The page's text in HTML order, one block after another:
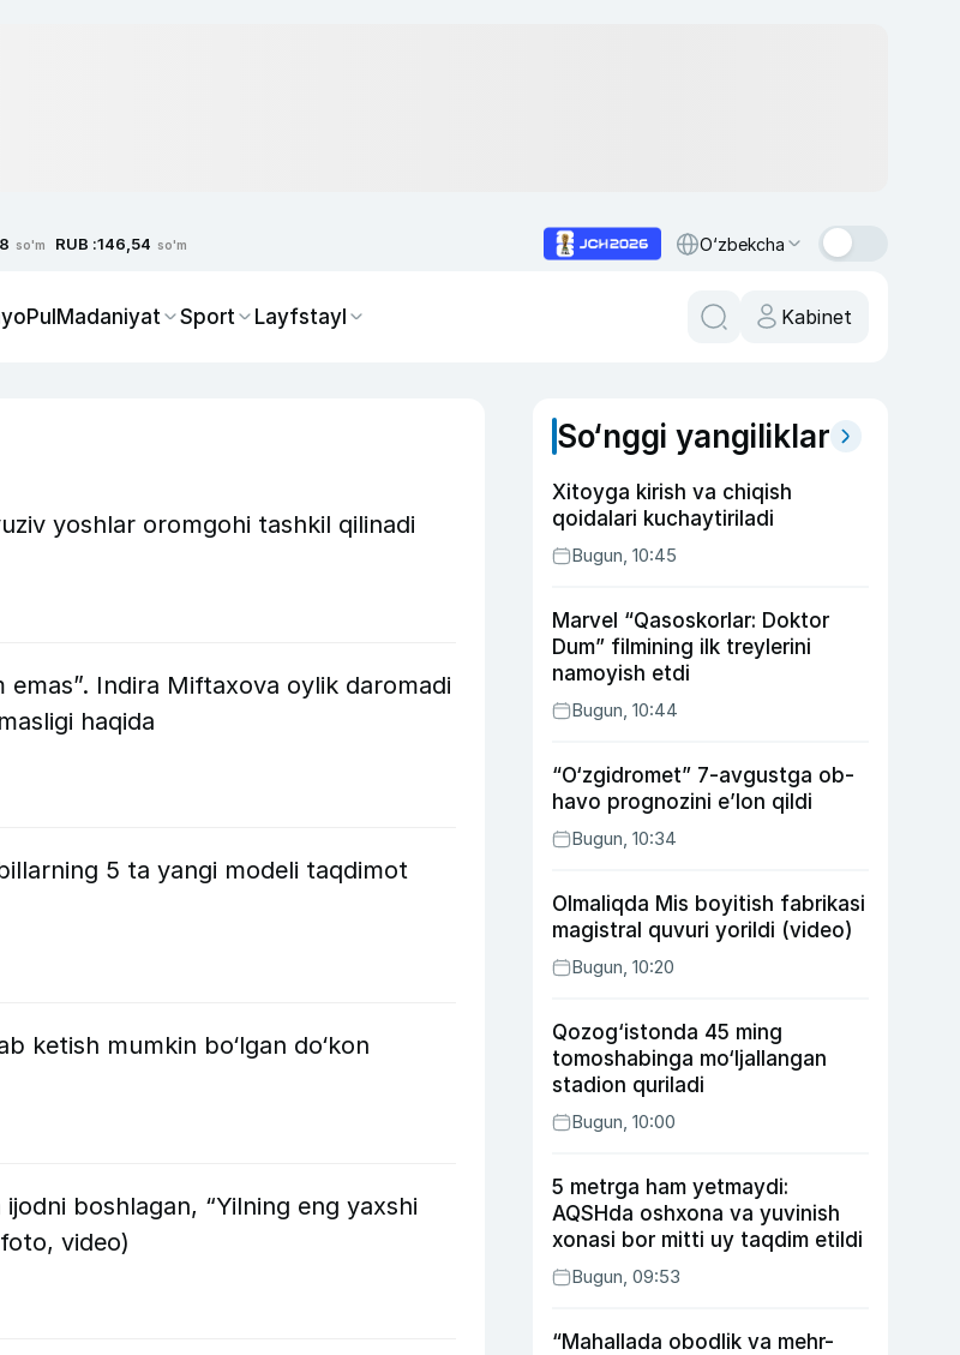
so'm RUB :146,54 so'm O‘zbekcha
PulMadaniyat Sport Layfstayl Kabinet
yoshlar oromgohi tashkil qilinadi
Indira Miftaxova oylik daromadi
haqida
5 ta yangi modeli taqdimot
ketish mumkin bo‘lgan do‘kon
boshlagan, “Yilning eng yaxshi
video)
So‘nggi yangiliklar
Xitoyga kirish va chiqish
qoidalari kuchaytiriladi
Bugun, 10:45
Marvel “Qasoskorlar: Doktor
Dum” filmining ilk treylerini
namoyish etdi
Bugun, 10:44
“O‘zgidromet” 7-avgustga ob-
havo prognozini e’lon qildi
Bugun, 10:34
Olmaliqda Mis boyitish fabrikasi
magistral quvuri yorildi (video)
Bugun, 10:20
Qozog‘istonda 45 ming
tomoshabinga mo‘ljallangan
stadion quriladi
Bugun, 10:00
5 metrga ham yetmaydi:
AQSHda oshxona va yuvinish
xonasi bor mitti uy taqdim etildi
Bugun, 09:53
“Mahallada obodlik va mehr-